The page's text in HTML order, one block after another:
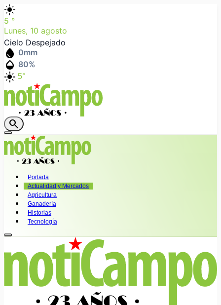
light_mode
5 °
Lunes, 10 agosto
Cielo Despejado
water_drop 0mm
humidity_mid 80%
light_mode 5°
search
Portada
Actualidad y Mercados
Agricultura
Ganadería
Historias
Tecnología